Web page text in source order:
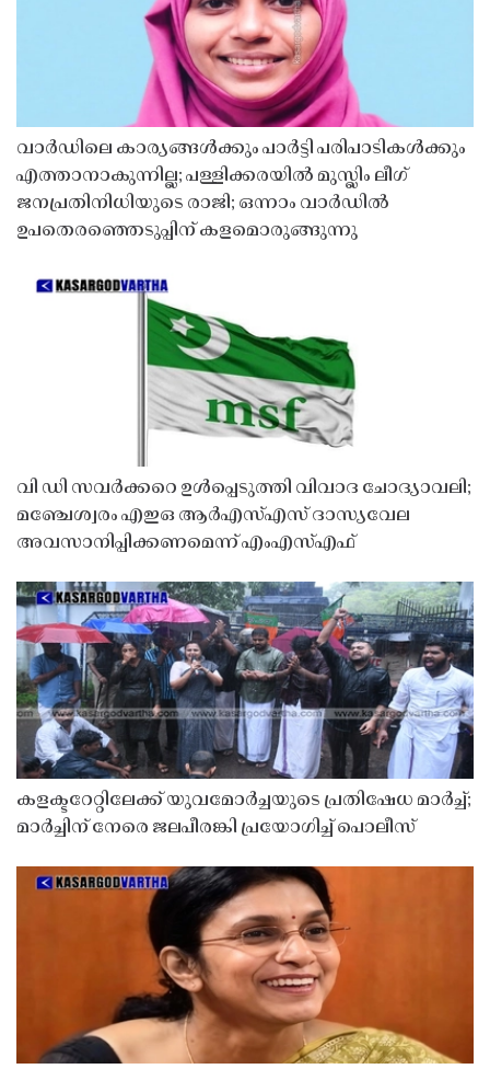
വാർഡിലെ കാര്യങ്ങൾക്കും പാർട്ടി പരിപാടികൾക്കും
എത്താനാകുന്നില്ല; പള്ളിക്കരയിൽ മുസ്ലിം ലീഗ്
ജനപ്രതിനിധിയുടെ രാജി; ഒന്നാം വാർഡിൽ
ഉപതെരഞ്ഞെടുപ്പിന് കളമൊരുങ്ങുന്നു
വി ഡി സവർക്കറെ ഉൾപ്പെടുത്തി വിവാദ ചോദ്യാവലി;
മഞ്ചേശ്വരം എഇഒ ആർഎസ്എസ് ദാസ്യവേല
അവസാനിപ്പിക്കണമെന്ന് എംഎസ്എഫ്
കളക്ടറേറ്റിലേക്ക് യുവമോർച്ചയുടെ പ്രതിഷേധ മാർച്ച്;
മാർച്ചിന് നേരെ ജലപീരങ്കി പ്രയോഗിച്ച് പൊലീസ്